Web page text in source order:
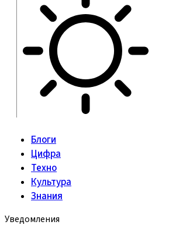
Блоги
Цифра
Техно
Культура
Знания
Уведомления